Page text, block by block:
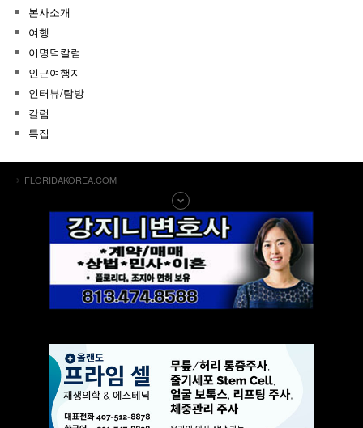
본사소개
여행
이명덕칼럼
인근여행지
인터뷰/탐방
칼럼
특집
FLORIDAKOREA.COM